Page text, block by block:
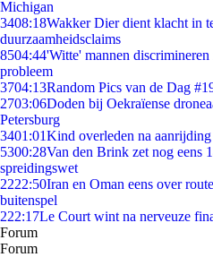
Michigan
3408:18Wakker Dier dient klacht in
duurzaamheidsclaims
8504:44'Witte' mannen
probleem
3704:13Random Pics van de Dag
2703:06Doden bij Oekraïense
Petersburg
3401:01Kind overleden na
5300:28Van den Brink zet nog eens
spreidingswet
2222:50Iran en Oman eens over
buitenspel
222:17Le Court wint na nerveuze
Forum
Forum